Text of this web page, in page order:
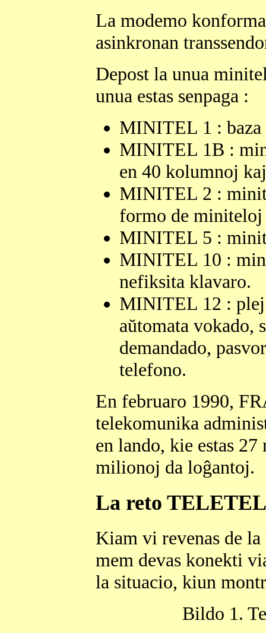
La modemo
asinkronan
Depost la unua
unua estas senpaga :
MINITEL 1 :
MINITEL 1B :
en 40 kolumnoj
MINITEL 2 :
formo de
MINITEL 5 :
MINITEL 10 :
nefiksita klavaro.
MINITEL 12 : plej
aŭtomata vokado,
demandado,
telefono.
En februaro 1990,
telekomunika
en lando, kie estas
milionoj da loĝantoj.
La reto
Kiam vi revenas de
mem devas konekti
la situacio, kiun
Bildo 1.